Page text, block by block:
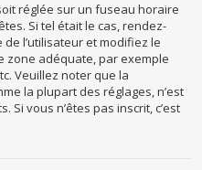
réglée sur un fuseau horaire
Si tel était le cas, rendez-
l’utilisateur et modifiez le
adéquate, par exemple
Veuillez noter que la
la plupart des réglages, n’est
Si vous n’êtes pas inscrit, c’est